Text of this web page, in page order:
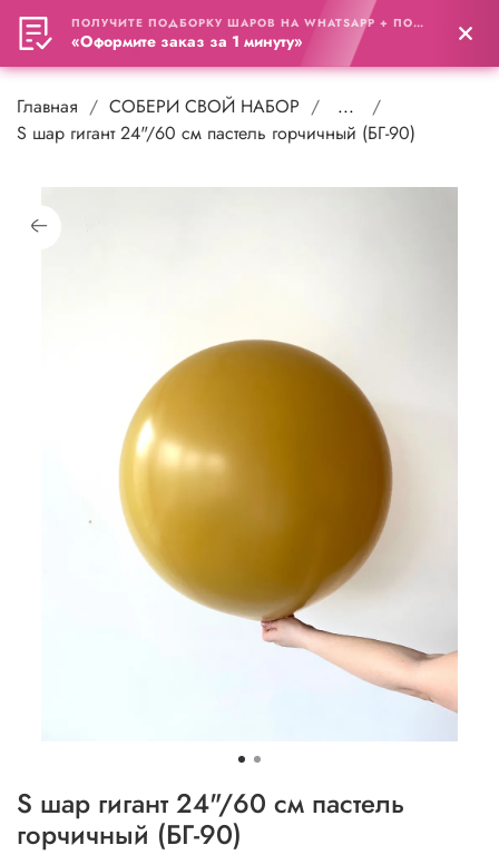
0
Главная СОБЕРИ СВОЙ НАБОР
...
S шар гигант 24"/60 см пастель горчичный (БГ-90)
S шар гигант 24"/60 см пастель
горчичный (БГ-90)
ПОЛУЧИТЕ ПОДБОРКУ ШАРОВ НА WHATSAPP + ПОДАРОК
«Оформите заказ за 1 минуту»